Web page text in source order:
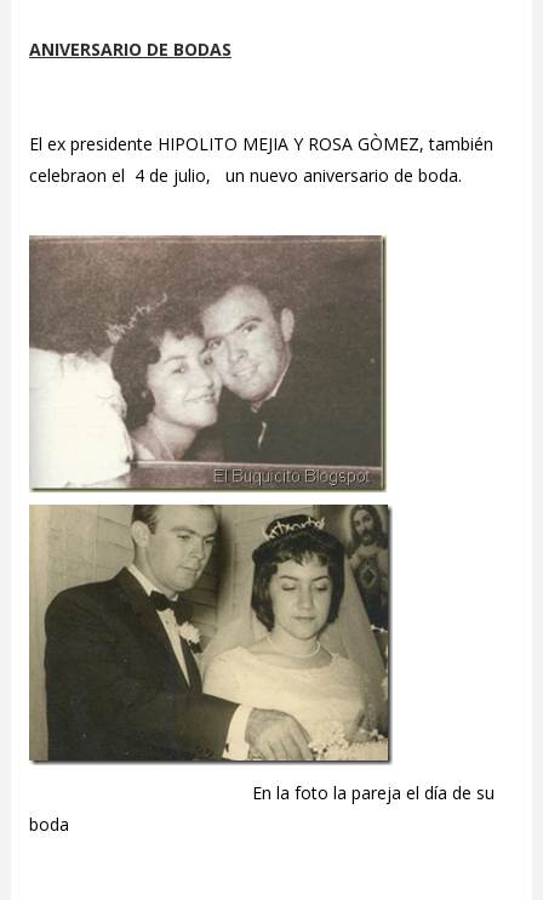
ANIVERSARIO DE BODAS
El ex presidente HIPOLITO MEJIA Y ROSA GÒMEZ, también
celebraon el 4 de julio, un nuevo aniversario de boda.
En la foto la pareja el día de su
boda